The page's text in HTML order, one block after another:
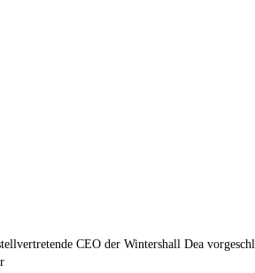
CEO der Wintershall Dea